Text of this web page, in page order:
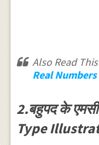
Also Read
Real Numbers
2.बहुपद के
Type